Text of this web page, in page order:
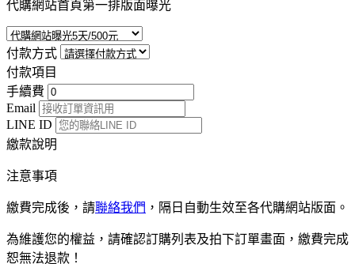
代購網站首頁第一排版面曝光
付款方式
付款項目
手續費
Email
LINE ID
繳款說明
注意事項
繳費完成後，請聯絡我們 ，隔日自動生效至各代購網站版面。
為維護您的權益，請確認訂購列表及拍下訂單畫面，繳費完成
恕無法退款！